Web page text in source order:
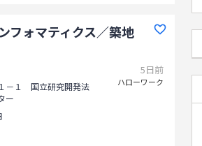
フォマティクス／築地
－１ 国立研究開発法
ー
5日前
ハローワーク